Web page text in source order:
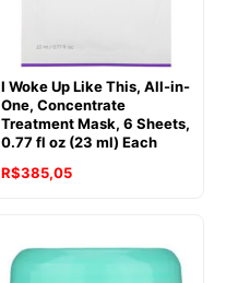
I Woke Up Like This, All-in-
One, Concentrate
Treatment Mask, 6 Sheets,
0.77 fl oz (23 ml) Each
R$385,05